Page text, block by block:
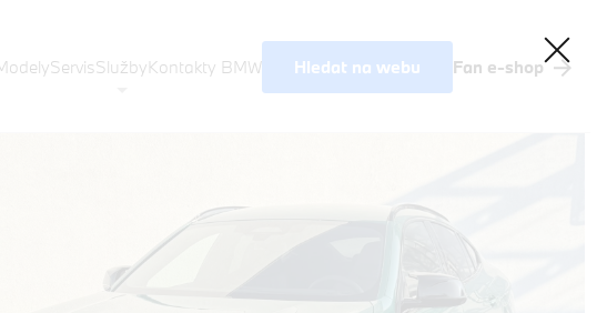
ServisSlužby
BMW Premium Selection
Testovací jízda
Finanční služby
Kontakty BMW Hledat na webu Fan e-shop